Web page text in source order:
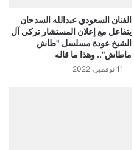
الفنان السعودي عبدالله السدحان
يتفاعل مع إعلان المستشار تركي آل
الشيخ عودة مسلسل "طاش
ماطاش".. وهذا ما قاله
11 نوفمبر، 2022